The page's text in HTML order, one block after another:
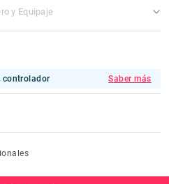
y Equipaje
controlador Saber más